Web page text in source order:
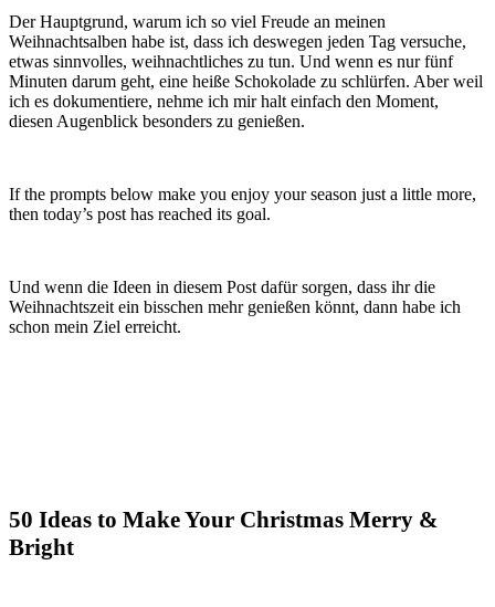
Der Hauptgrund, warum ich so viel Freude an meinen
Weihnachtsalben habe ist, dass ich deswegen jeden Tag versuche,
etwas sinnvolles, weihnachtliches zu tun. Und wenn es nur fünf
Minuten darum geht, eine heiße Schokolade zu schlürfen. Aber weil
ich es dokumentiere, nehme ich mir halt einfach den Moment,
diesen Augenblick besonders zu genießen.
If the prompts below make you enjoy your season just a little more,
then today’s post has reached its goal.
Und wenn die Ideen in diesem Post dafür sorgen, dass ihr die
Weihnachtszeit ein bisschen mehr genießen könnt, dann habe ich
schon mein Ziel erreicht.
50 Ideas to Make Your Christmas Merry &
Bright